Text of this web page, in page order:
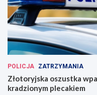
POLICJA ZATRZYMANIA
Złotoryjska oszustka
kradzionym plecakiem